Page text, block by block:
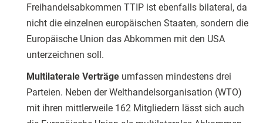
Freihandelsabkommen TTIP ist ebenfalls bilateral, da
nicht die einzelnen europäischen Staaten, sondern die
Europäische Union das Abkommen mit den USA
unterzeichnen soll.
Multilaterale Verträge umfassen mindestens drei
Parteien. Neben der Welthandelsorganisation (WTO)
mit ihren mittlerweile 162 Mitgliedern lässt sich auch